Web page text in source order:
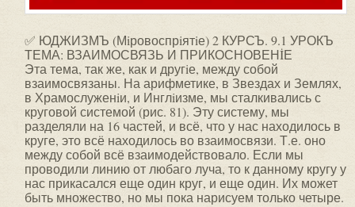
✅ ЮДЖИЗМЪ (Мiровоспрiятiе) 2 КУРСЪ. 9.1 УРОКЪ
ТЕМА: ВЗАИМОСВЯЗЬ И ПРИКОСНОВЕНİЕ
Эта тема, так же, как и другiе, между собой
взаимосвязаны. На арифметике, в Звездах и Землях,
в Храмослуженiи, и Инглiизме, мы сталкивались с
круговой системой (рис. 81). Эту систему, мы
разделяли на 16 частей, и всё, что у нас находилось в
круге, это всё находилось во взаимосвязи. Т.е. оно
между собой всё взаимодействовало. Если мы
проводили линию от любаго луча, то к данному кругу у
нас прикасался еще один круг, и еще один. Их может
быть множество, но мы пока нарисуем только четыре.